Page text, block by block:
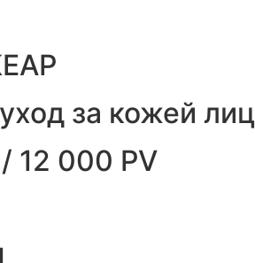
за кожей
12 000 PV